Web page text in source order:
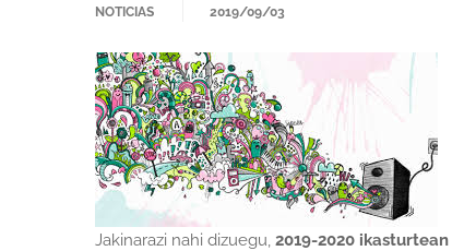
NOTICIAS
2019/09/03
Jakinarazi nahi dizuegu, 2019-2020 ikasturtean